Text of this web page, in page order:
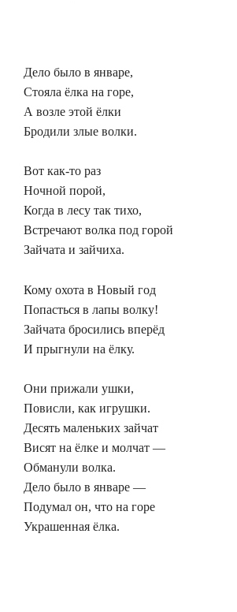
Дело было в январе,
Стояла ёлка на горе,
А возле этой ёлки
Бродили злые волки.
Вот как-то раз
Ночной порой,
Когда в лесу так тихо,
Встречают волка под горой
Зайчата и зайчиха.
Кому охота в Новый год
Попасться в лапы волку!
Зайчата бросились вперёд
И прыгнули на ёлку.
Они прижали ушки,
Повисли, как игрушки.
Десять маленьких зайчат
Висят на ёлке и молчат —
Обманули волка.
Дело было в январе —
Подумал он, что на горе
Украшенная ёлка.